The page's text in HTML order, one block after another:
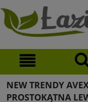
NEW TRENDY
PROSTOKĄTNA